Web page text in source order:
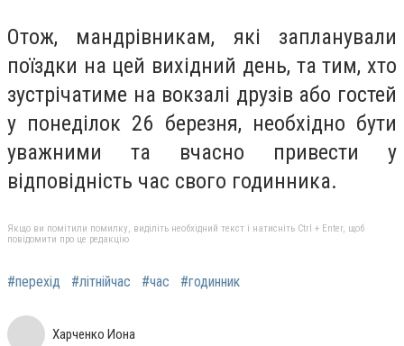
Отож, мандрівникам, які запланували
поїздки на цей вихідний день, та тим, хто
зустрічатиме на вокзалі друзів або гостей
у понеділок 26 березня, необхідно бути
уважними та вчасно привести у
відповідність час свого годинника.
Якщо ви помітили помилку, виділіть необхідний текст і натисніть Ctrl + Enter, щоб
повідомити про це редакцію
#перехід #літнійчас #час #годинник
Харченко Иона